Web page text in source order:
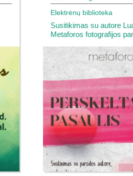
Elektrėnų biblioteka
Susitikimas su autore
Metaforos fotografijos